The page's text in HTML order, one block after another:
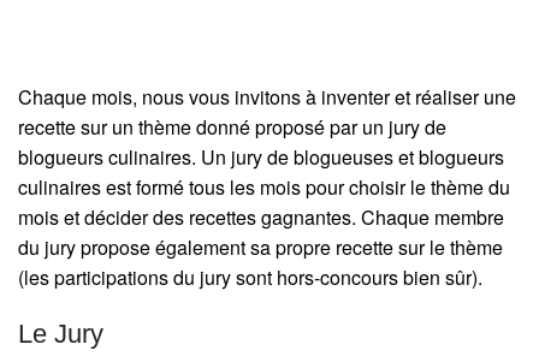
Chaque mois, nous vous invitons à inventer et réaliser une
recette sur un thème donné proposé par un jury de
blogueurs culinaires. Un jury de blogueuses et blogueurs
culinaires est formé tous les mois pour choisir le thème du
mois et décider des recettes gagnantes. Chaque membre
du jury propose également sa propre recette sur le thème
(les participations du jury sont hors-concours bien sûr).
Le Jury